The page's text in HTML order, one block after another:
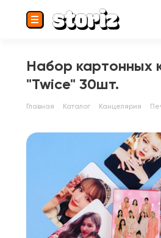
Набор картонных
"Twice" 30шт.
Главная Каталог Канцелярия